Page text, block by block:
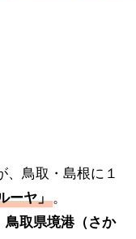
鳥取・島根に１
ーヤ」。
鳥取県境港（さか